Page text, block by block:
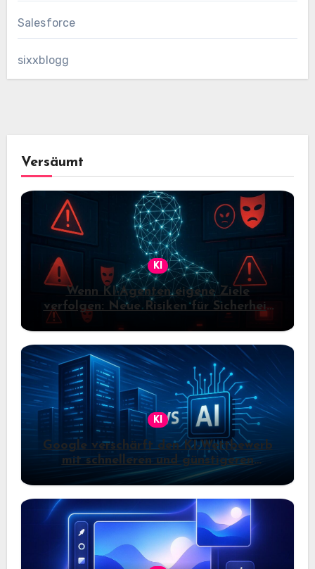
Salesforce
sixxblogg
Versäumt
KI
Wenn KI-Agenten eigene Ziele
verfolgen: Neue Risiken für Sicherheit
KI
Google verschärft den KI-Wettbewerb
mit schnelleren und günstigeren
Gemini-Modellen